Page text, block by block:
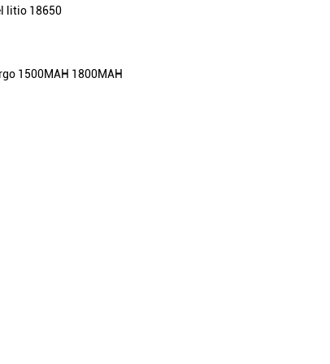
litio 18650
1500MAH 1800MAH